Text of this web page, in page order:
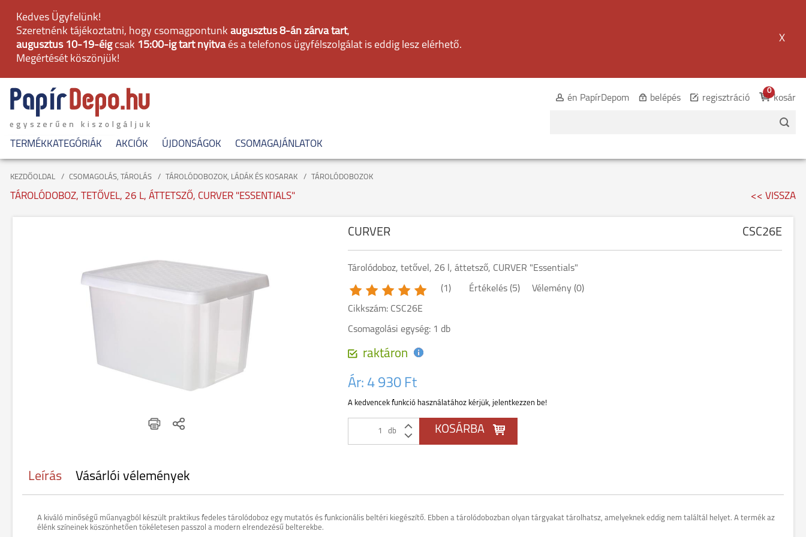
Kedves Ügyfelünk!
Szeretnénk tájékoztatni, hogy csomagpontunk augusztus 8-án zárva tart,
augusztus 10-19-éig csak 15:00-ig tart nyitvaés a telefonos ügyfélszolgálat is eddig lesz elérhető.
Megértését köszönjük!
X
én PapírDepom belépés regisztráció kosár
0
TERMÉKKATEGÓRIÁK AKCIÓK ÚJDONSÁGOK CSOMAGAJÁNLATOK
KEZDŐOLDAL CSOMAGOLÁS, TÁROLÁS TÁROLÓDOBOZOK, LÁDÁK ÉS KOSARAK TÁROLÓDOBOZOK
TÁROLÓDOBOZ, TETŐVEL, 26 L, ÁTTETSZŐ, CURVER "ESSENTIALS" << VISSZA
CURVER CSC26E
Tárolódoboz, tetővel, 26 l, áttetsző, CURVER "Essentials"
(1) Értékelés (5) Vélemény (0)
Cikkszám: CSC26E
Csomagolási egység: 1 db
raktáron
Ár: 4 930 Ft
A kedvencek funkció használatához kérjük, jelentkezzen be!
db
Leírás Vásárlói vélemények
A kiváló minőségű műanyagból készült praktikus fedeles tárolódoboz egy mutatós és funkcionális beltéri kiegészítő. Ebben a tárolódobozban olyan tárgyakat tárolhatsz, amelyeknek eddig nem találtál helyet. A termék az
élénk színeinek köszönhetően tökéletesen passzol a modern elrendezésű belterekbe.